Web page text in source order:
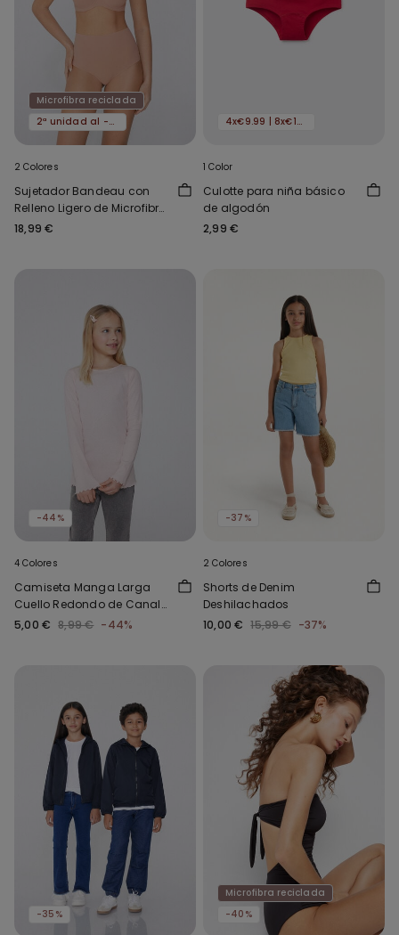
Microfibra reciclada
2ª unidad al -50%
2 Colores
Sujetador Bandeau con
Relleno Ligero de Microfibra
Reciclada Full Coverage
18,99 €
4x€9.99 | 8x€16.99
1 Color
Culotte para niña básico
de algodón
2,99 €
-44%
4 Colores
Camiseta Manga Larga
Cuello Redondo de Canalé
y Punto Sobrehilado Niña
5,00 € 8,99 € -44%
-37%
2 Colores
Shorts de Denim
Deshilachados
10,00 € 15,99 € -37%
-35%
Microfibra reciclada
-40%